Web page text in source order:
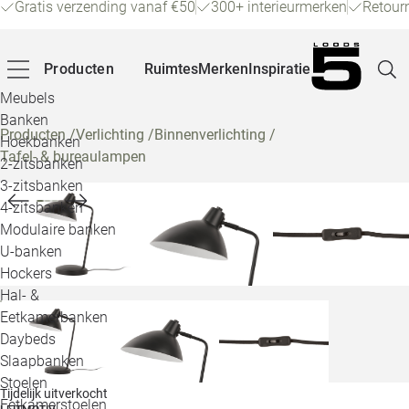
Gratis verzending vanaf €50 300+ interieurmerken
Producten
Meubels
Banken
Hoekbanken
2-zitsbanken
3-zitsbanken
4-zitsbanken
Modulaire banken
U-banken
Hockers
Hal- &
Eetkamerbanken
Daybeds
Slaapbanken
Stoelen
Eetkamerstoelen
RuimtesMerkenInspiratie
Producten/Verlichting /Binnenverlichting /
Tafel- & bureaulampen
Tijdelijk uitverkocht